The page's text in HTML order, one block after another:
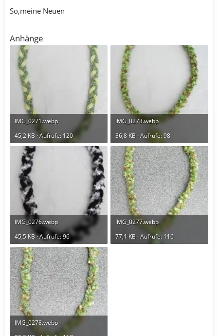
So,meine Neuen
Anhänge
IMG_0271.webp
45,2 KB · Aufrufe: 120
IMG_0273.webp
36,8 KB · Aufrufe: 98
IMG_0276.webp
45,5 KB · Aufrufe: 96
IMG_0277.webp
77,1 KB · Aufrufe: 116
IMG_0278.webp